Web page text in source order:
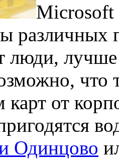
Microsoft
различных
люди,
что
карт от
Одинцово